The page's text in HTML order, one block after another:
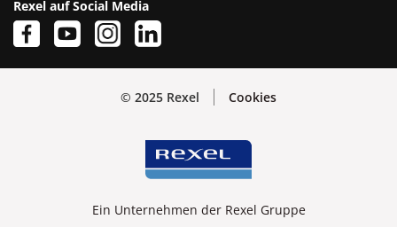
Rexel auf Social Media
© 2025 Rexel Cookies
Ein Unternehmen der Rexel Gruppe